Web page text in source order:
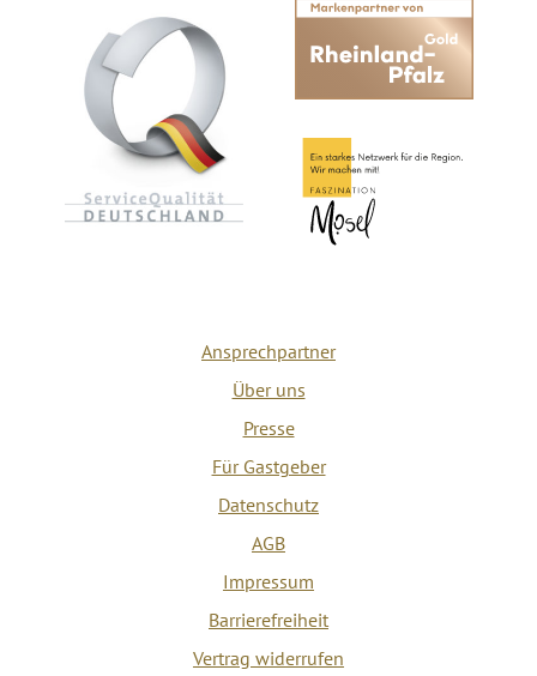
Ansprechpartner
Über uns
Presse
Für Gastgeber
Datenschutz
AGB
Impressum
Barrierefreiheit
Vertrag widerrufen